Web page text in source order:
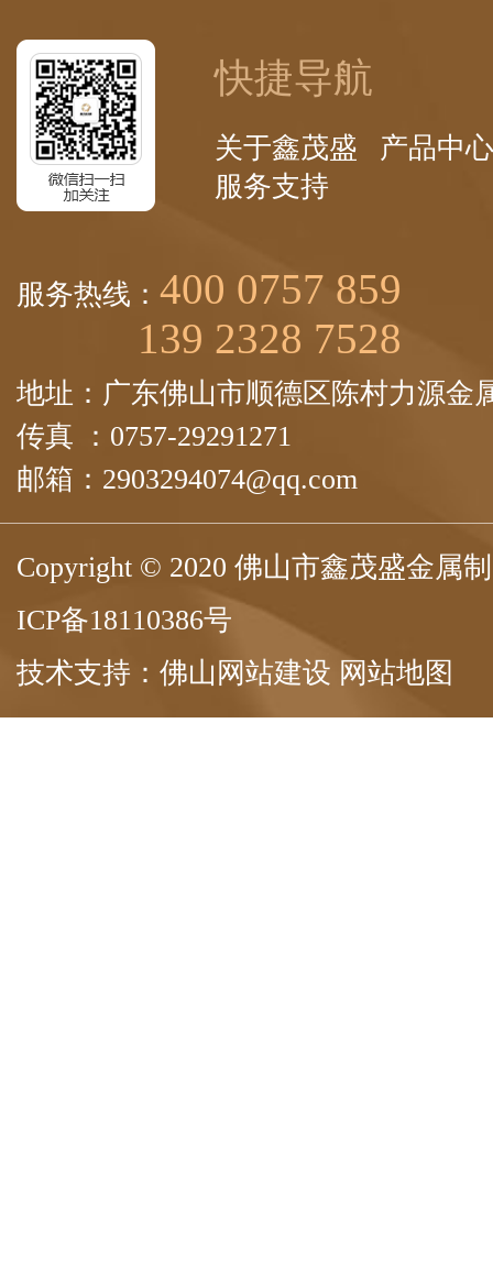
快捷导航
关于鑫茂盛
产品中心
服务支持
服务热线： 400 0757 859
139 2328 7528
地址：广东佛山市顺德区陈村力源金
传真 ：0757-29291271
邮箱：2903294074@qq.com
Copyright © 2020 佛山市鑫茂盛金属
ICP备18110386号
技术支持： 佛山网站建设 网站地图